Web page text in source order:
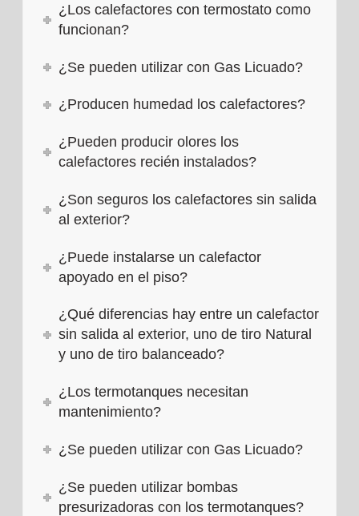
¿Los calefactores con termostato como
funcionan?
¿Se pueden utilizar con Gas Licuado?
¿Producen humedad los calefactores?
¿Pueden producir olores los
calefactores recién instalados?
¿Son seguros los calefactores sin salida
al exterior?
¿Puede instalarse un calefactor
apoyado en el piso?
¿Qué diferencias hay entre un calefactor
sin salida al exterior, uno de tiro Natural
y uno de tiro balanceado?
¿Los termotanques necesitan
mantenimiento?
¿Se pueden utilizar con Gas Licuado?
¿Se pueden utilizar bombas
presurizadoras con los termotanques?